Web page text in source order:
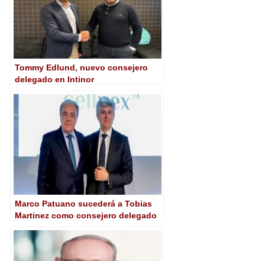
Tommy Edlund, nuevo consejero
delegado en Intinor
Marco Patuano sucederá a Tobias
Martinez como consejero delegado